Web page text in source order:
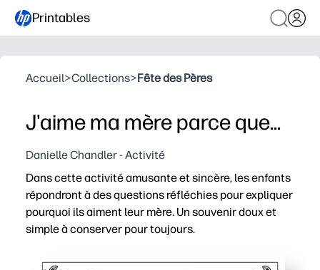
Printables
Accueil>Collections>Fête des Pères
J'aime ma mère parce que...
Danielle Chandler - Activité
Dans cette activité amusante et sincère, les enfants
répondront à des questions réfléchies pour expliquer
pourquoi ils aiment leur mère. Un souvenir doux et
simple à conserver pour toujours.
Print and Go : ajoutez simplement des crayons de